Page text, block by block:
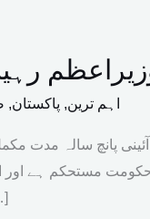
اہم ترین, پاکستان,
پانچ سالہ مدت
مستحکم ہے اور